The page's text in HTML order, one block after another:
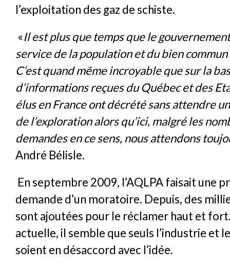
l’exploitation des gaz de schiste.
«Il est plus que temps que le
service de la population et du bien commun
C’est quand même incroyable que sur la
d’informations reçues du Québec et des
élus en France ont décrété sans attendre
de l’exploration alors qu’ici, malgré les
demandes en ce sens, nous attendons
André Bélisle.
En septembre 2009, l’AQLPA faisait une
demande d’un moratoire. Depuis, des
sont ajoutées pour le réclamer haut et
actuelle, il semble que seuls l’industrie et
soient en désaccord avec l’idée.